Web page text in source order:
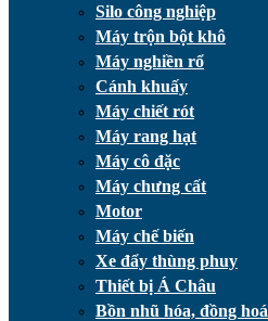
Silo công nghiệp
Máy trộn bột khô
Máy nghiền rổ
Cánh khuấy
Máy chiết rót
Máy rang hạt
Máy cô đặc
Máy chưng cất
Motor
Máy chế biến
Xe đẩy thùng phuy
Thiết bị Á Châu
Bồn nhũ hóa, đồng hoá